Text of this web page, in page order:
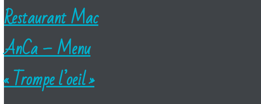
Restaurant Mac
AnCa – Menu
« Trompe l’oeil »